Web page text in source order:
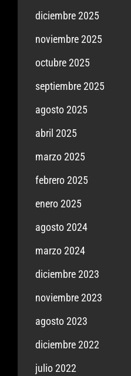
diciembre 2025
noviembre 2025
octubre 2025
septiembre 2025
agosto 2025
abril 2025
marzo 2025
febrero 2025
enero 2025
agosto 2024
marzo 2024
diciembre 2023
noviembre 2023
agosto 2023
diciembre 2022
julio 2022